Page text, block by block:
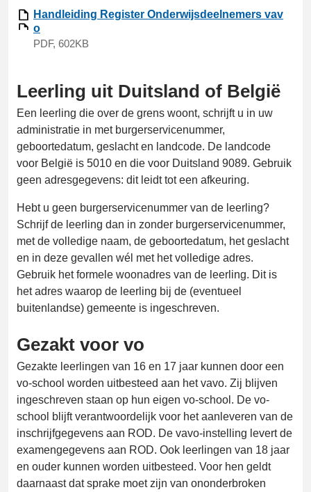
Handleiding Register Onderwijsdeelnemers vav
o
PDF, 602KB
Leerling uit Duitsland of België
Een leerling die over de grens woont, schrijft u in uw
administratie in met burgerservicenummer,
geboortedatum, geslacht en landcode. De landcode
voor België is 5010 en die voor Duitsland 9089. Gebruik
geen adresgegevens: dit leidt tot een afkeuring.
Hebt u geen burgerservicenummer van de leerling?
Schrijf de leerling dan in zonder burgerservicenummer,
met de volledige naam, de geboortedatum, het geslacht
en in deze gevallen wél met het volledige adres.
Gebruik het formele woonadres van de leerling. Dit is
het adres waarop de leerling bij de (eventueel
buitenlandse) gemeente is ingeschreven.
Gezakt voor vo
Gezakte leerlingen van 16 en 17 jaar kunnen door een
vo-school worden uitbesteed aan het vavo. Zij blijven
ingeschreven staan op hun eigen vo-school. De vo-
school blijft verantwoordelijk voor het aanleveren van de
inschrijfgegevens aan ROD. De vavo-instelling levert de
examengegevens aan ROD. Ook leerlingen van 18 jaar
en ouder kunnen worden uitbesteed. Voor hen geldt
daarnaast dat sprake moet zijn van ononderbroken